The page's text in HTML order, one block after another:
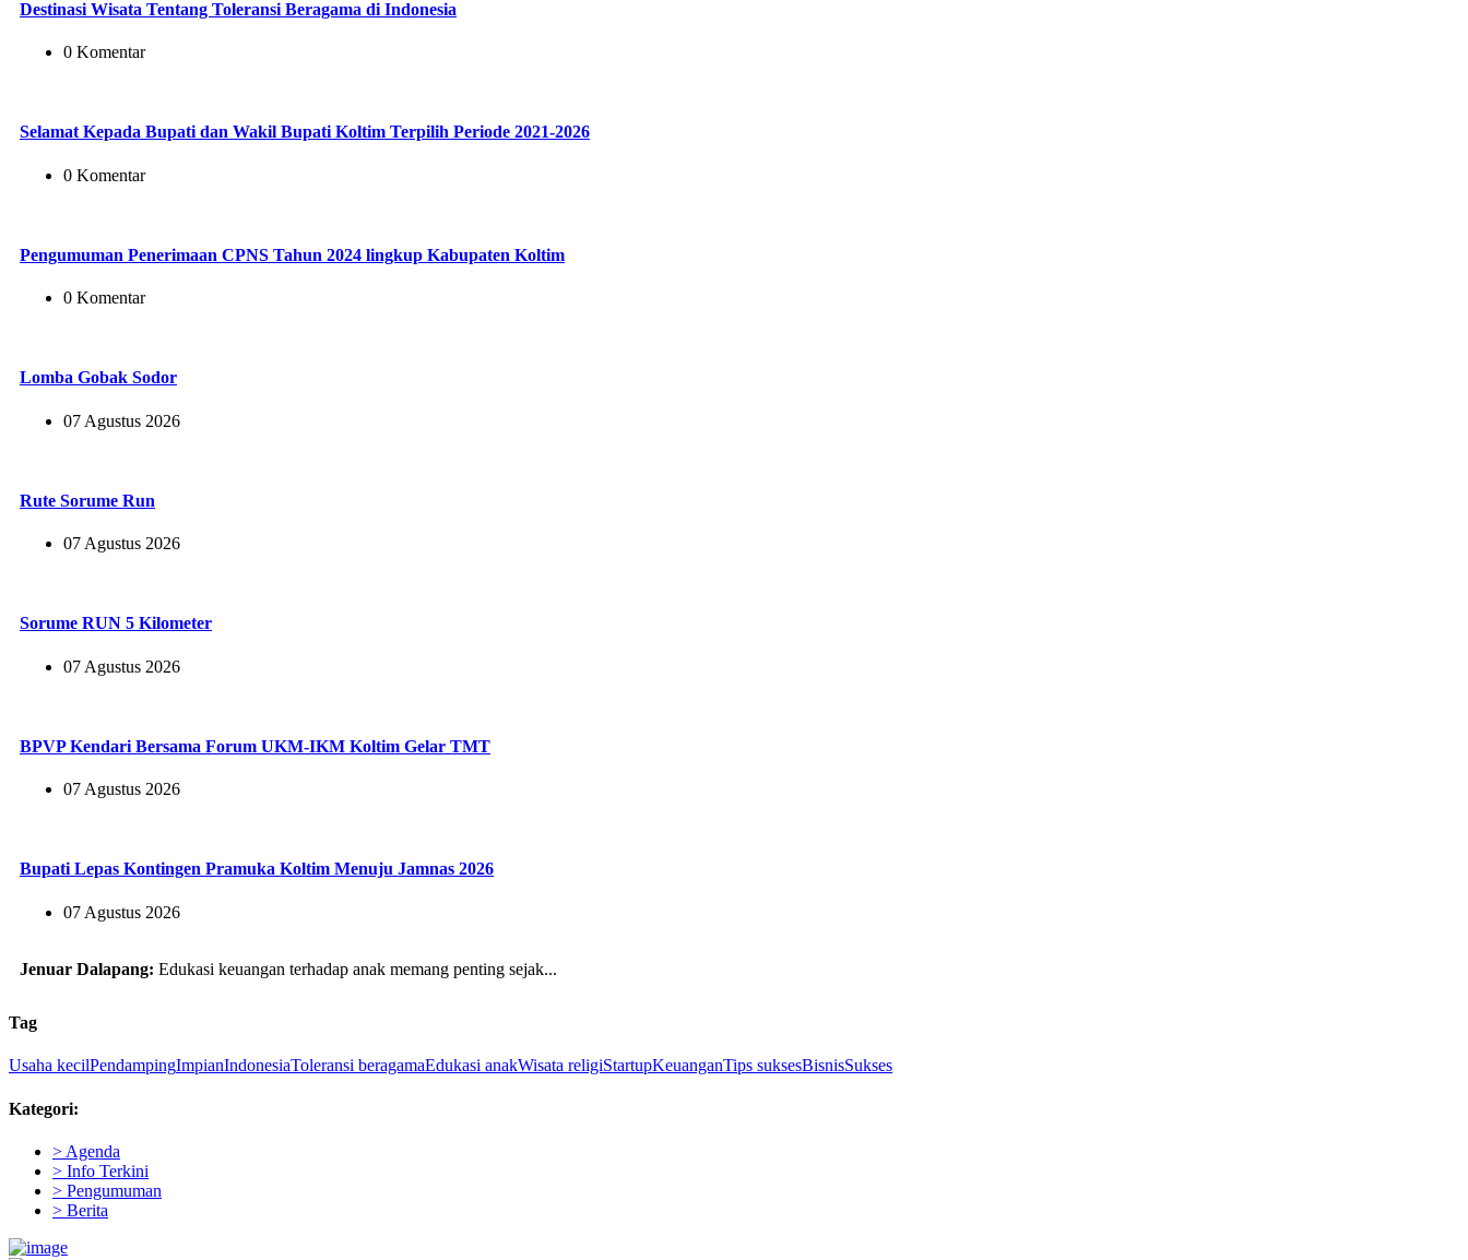
Destinasi Wisata Tentang Toleransi Beragama di Indonesia
0 Komentar
Selamat Kepada Bupati dan Wakil Bupati Koltim Terpilih Periode 2021-2026
0 Komentar
Pengumuman Penerimaan CPNS Tahun 2024 lingkup Kabupaten Koltim
0 Komentar
Lomba Gobak Sodor
07 Agustus 2026
Rute Sorume Run
07 Agustus 2026
Sorume RUN 5 Kilometer
07 Agustus 2026
BPVP Kendari Bersama Forum UKM-IKM Koltim Gelar TMT
07 Agustus 2026
Bupati Lepas Kontingen Pramuka Koltim Menuju Jamnas 2026
07 Agustus 2026
Jenuar Dalapang: Edukasi keuangan terhadap anak memang penting sejak...
Tag
Usaha kecilPendampingImpianIndonesiaToleransi beragamaEdukasi anakWisata religiStartupKeuanganTips suksesBisnisSukses
Kategori:
> Agenda
> Info Terkini
> Pengumuman
> Berita